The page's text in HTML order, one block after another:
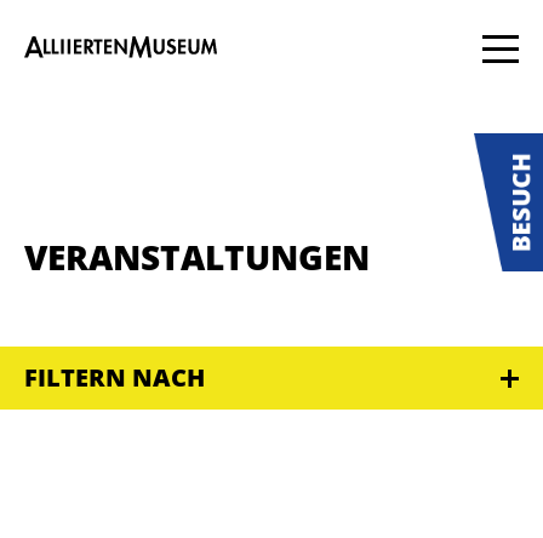
VERANSTALTUNGEN
FILTERN NACH